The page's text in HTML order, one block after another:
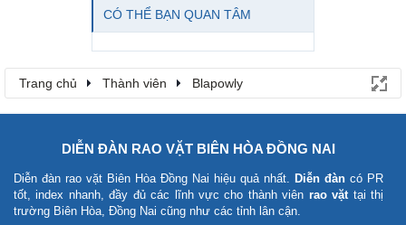
CÓ THỂ BẠN QUAN TÂM
Trang chủ Thành viên Blapowly
DIỄN ĐÀN RAO VẶT BIÊN HÒA ĐỒNG NAI
Diễn đàn rao vặt Biên Hòa Đồng Nai hiệu quả nhất. Diễn đàn có PR
tốt, index nhanh, đầy đủ các lĩnh vực cho thành viên rao vặttại thị
trường Biên Hòa, Đồng Nai cũng như các tỉnh lân cận.